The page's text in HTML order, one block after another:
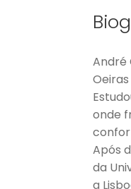
André
Oeiras
onde
Após
da
a